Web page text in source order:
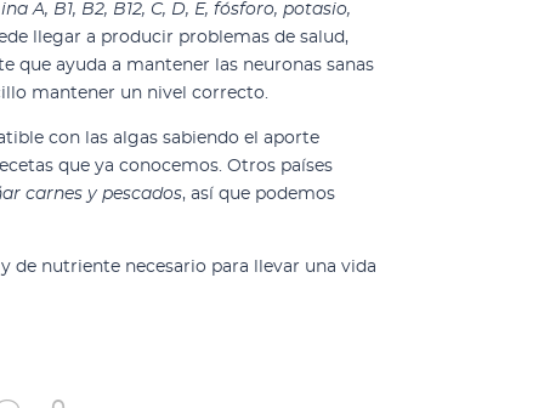
A, B1, B2, B12, C, D, E, fósforo, potasio,
llegar a producir problemas de salud,
que ayuda a mantener las neuronas sanas
mantener un nivel correcto.
con las algas sabiendo el aporte
que ya conocemos. Otros países
carnes y pescados, así que podemos
de nutriente necesario para llevar una vida